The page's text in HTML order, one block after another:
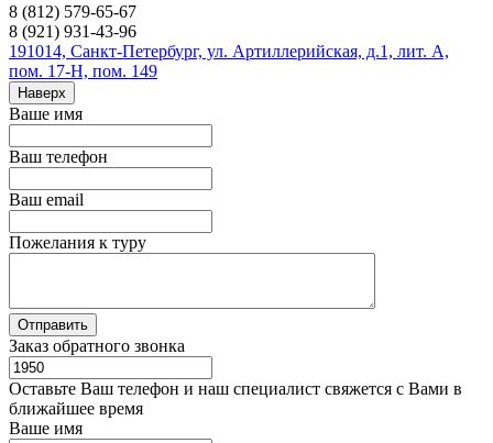
8 (812) 579-65-67
8 (921) 931-43-96
191014, Санкт-Петербург, ул. Артиллерийская, д.1, лит. А,
пом. 17-Н, пом. 149
Наверх
Ваше имя
Ваш телефон
Ваш email
Пожелания к туру
Заказ обратного звонка
Оставьте Ваш телефон и наш специалист свяжется с Вами в
ближайшее время
Ваше имя